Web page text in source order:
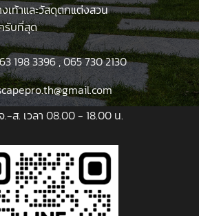
เท้าและวัสดุตกแต่งสวน
รับที่สุด
198 3396,065 730 2130
.-ส. เวลา 08.00 - 18.00 น.